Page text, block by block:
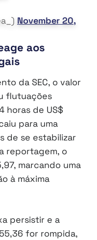
November 20,
aos
da SEC, o valor
flutuações
horas de US$
para uma
de se estabilizar
reportagem, o
marcando uma
à máxima
persistir e a
for rompida,